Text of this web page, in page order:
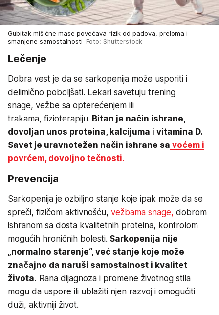
Gubitak mišićne mase povećava rizik od padova, preloma i
smanjene samostalnosti Foto: Shutterstock
Lečenje
Dobra vest je da se sarkopenija može usporiti i
delimično poboljšati. Lekari savetuju trening
snage, vežbe sa opterećenjem ili
trakama, fizioterapiju. Bitan je način ishrane,
dovoljan unos proteina, kalcijuma i vitamina D.
Savet je uravnotežen način ishrane sa voćem i
povrćem, dovoljno tečnosti.
Prevencija
Sarkopenija je ozbiljno stanje koje ipak može da se
spreči, fizičom aktivnošću, vežbama snage, dobrom
ishranom sa dosta kvalitetnih proteina, kontrolom
mogućih hroničnih bolesti. Sarkopenija nije
„normalno starenje“, već stanje koje može
značajno da naruši samostalnost i kvalitet
života. Rana dijagnoza i promene životnog stila
mogu da uspore ili ublažiti njen razvoj i omogućiti
duži, aktivniji život.